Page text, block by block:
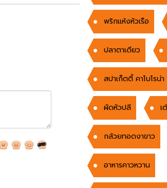
พริกแห้งหัวเรือ
ปลาตาเดียว
สปาเก็ตตี้ คาโบโรน่า
ผัดหัวปลี เ
กล้วยทอดงาขาว
อาหารคาวหวาน